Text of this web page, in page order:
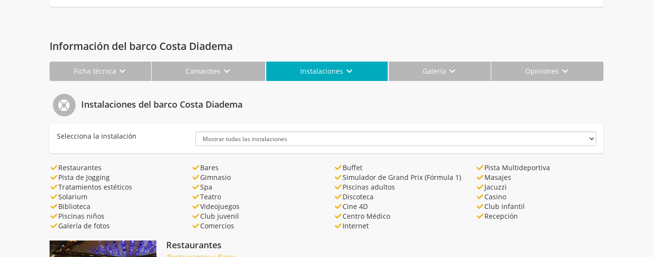
Información del barco Costa Diadema
Ficha técnica Camarotes Instalaciones Galería Opiniones
Instalaciones del barco Costa Diadema
Selecciona la instalación
Restaurantes Bares Buffet
Pista Multideportiva
Pista de Jogging
Gimnasio Simulador de Grand Prix (Fórmula 1)
Masajes
Tratamientos estéticos
Spa Piscinas adultos
Jacuzzi
Solarium
Teatro Discoteca
Casino
Biblioteca
Videojuegos Cine 4D
Club infantil
Piscinas niños
Club juvenil Centro Médico
Recepción
Galería de fotos
Comercios Internet
Restaurantes